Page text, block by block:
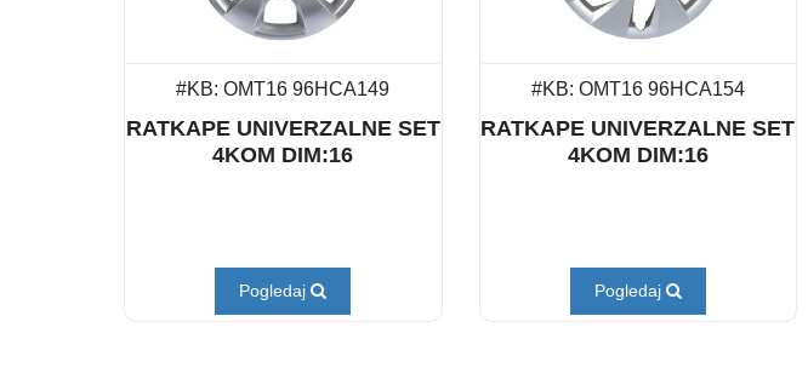
#KB: OMT16 96HCA149
RATKAPE UNIVERZALNE SET
4KOM DIM:16
Pogledaj
#KB: OMT16 96HCA154
RATKAPE UNIVERZALNE SET
4KOM DIM:16
Pogledaj